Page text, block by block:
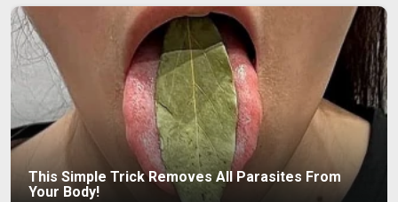
This Simple Trick Removes All Parasites From
Your Body!